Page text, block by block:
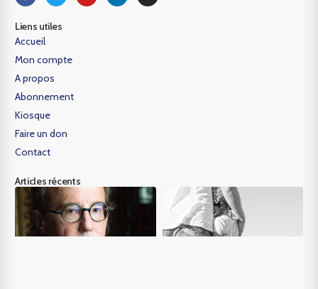
Liens utiles
Accueil
Mon compte
A propos
Abonnement
Kiosque
Faire un don
Contact
Articles récents